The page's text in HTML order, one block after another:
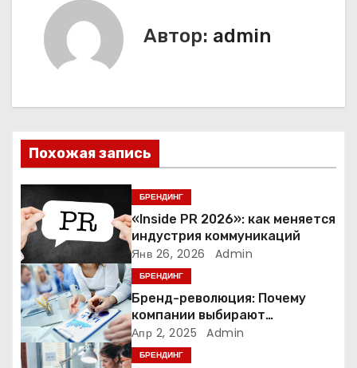
а
ц
и
я
п
о
з
а
Автор: admin
Похожая запись
БРЕНДИНГ
«Inside PR 2026»: как меняется
индустрия коммуникаций
Янв 26, 2026 Admin
БРЕНДИНГ
Бренд-революция: Почему
компании выбирают
адаптивные логотипы?
Апр 2, 2025 Admin
БРЕНДИНГ